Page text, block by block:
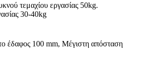
τεμαχίου εργασίας 50kg.
30-40kg
έδαφος 100 mm, Μέγιστη απόσταση